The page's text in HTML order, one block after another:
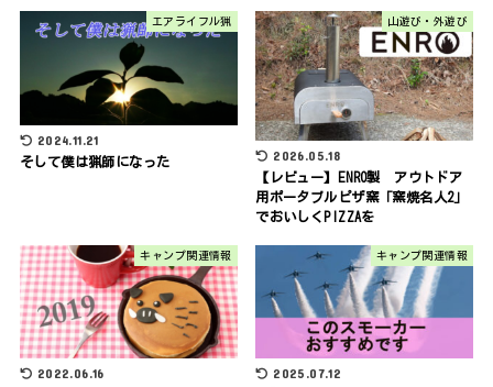
エアライフル猟
2024.11.21
そして僕は猟師になった
山遊び・外遊び
2026.05.18
【レビュー】ENRO製 アウトドア
用ポータブルピザ窯「窯焼名人2」
でおいしくPIZZAを
キャンプ関連情報
2022.06.16
キャンプ関連情報
2025.07.12